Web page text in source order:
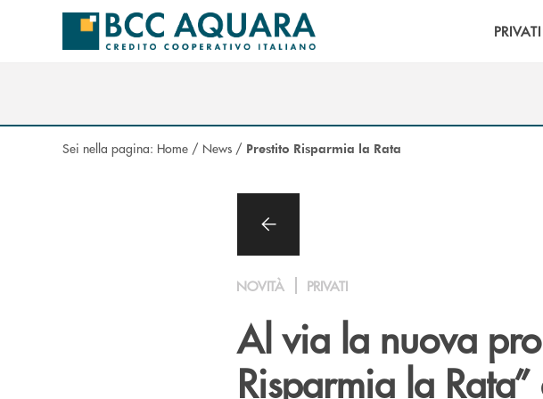
Salta al contenuto principale
PRIVATI
Sei nella pagina: Home / News / Prestito Risparmia la Rata
NOVITÀ PRIVATI
Al via la nuova
Risparmia la